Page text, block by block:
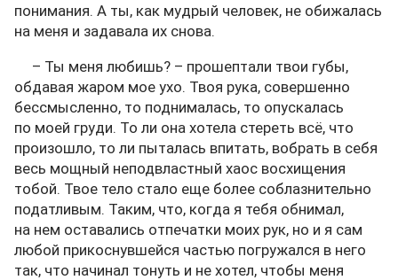
понимания. А ты, как мудрый человек, не обижалась
на меня и задавала их снова.
– Ты меня любишь? – прошептали твои губы,
обдавая жаром мое ухо. Твоя рука, совершенно
бессмысленно, то поднималась, то опускалась
по моей груди. То ли она хотела стереть всё, что
произошло, то ли пыталась впитать, вобрать в себя
весь мощный неподвластный хаос восхищения
тобой. Твое тело стало еще более соблазнительно
податливым. Таким, что, когда я тебя обнимал,
на нем оставались отпечатки моих рук, но и я сам
любой прикоснувшейся частью погружался в него
так, что начинал тонуть и не хотел, чтобы меня